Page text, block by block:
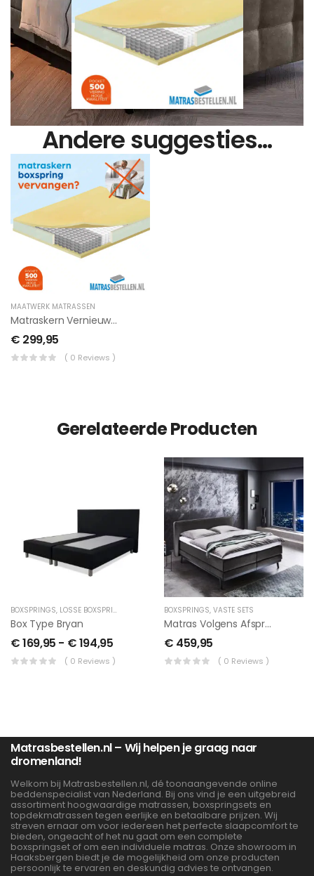
Andere suggesties…
MAATWERK MATRASSEN
Matraskern Vernieuwen
€ 299,95
( 0 Reviews )
Gerelateerde Producten
BOXSPRINGS, LOSSE BOXSPRING
Box Type Bryan
€169,95 - €194,95
( 0 Reviews )
BOXSPRINGS, VASTE SETS
Matras Volgens Afspraak Hefbed Incl Hoeslakens En Levering
€ 459,95
( 0 Reviews )
Matrasbestellen.nl – Wij helpen je graag naar
dromenland!
Welkom bij Matrasbestellen.nl, dé toonaangevende online
beddenspecialist van Nederland. Bij ons vind je een uitgebreid
assortiment hoogwaardige matrassen, boxspringsets en
topdekmatrassen tegen eerlijke en betaalbare prijzen. Wij
streven ernaar om voor iedereen het perfecte slaapcomfort te
bieden, ongeacht of het nu gaat om een complete
boxspringset of om een individuele matras. Onze showroom in
Haaksbergen biedt je de mogelijkheid om onze producten
persoonlijk te ervaren en deskundig advies te ontvangen.